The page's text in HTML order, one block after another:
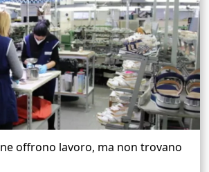
offrono lavoro, ma non trovano